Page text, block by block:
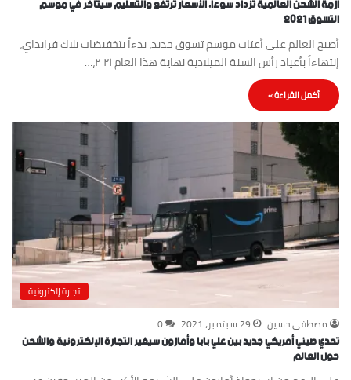
أزمة الشحن العالمية تزداد سوءاً، الأسعار ترتفع والتسليم سيتأخر في موسم
التسوق ٢٠٢١
أصبح العالم على أعتاب موسم تسوق جديد، بدءاً بتخفيضات بلاك فرايداي،
إنتهاءاً بأعياد رأس السنة الميلادية نهاية هذا العام ٢٠٢١،…
أكمل القراءة »
تجارة إلكترونية
مصطفى حسين 29 سبتمبر، 2021 0
تحدي صيني أمريكي جديد بين علي بابا وأمازون سيغير التجارة الإلكترونية والشحن
حول العالم